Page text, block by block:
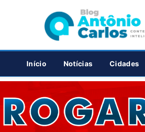
Início Notícias Cidades
PUBLICIDADE